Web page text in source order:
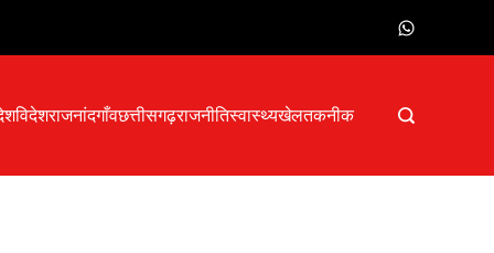
विदेशराजनांदगाँवछत्तीसगढ़राजनीतिस्वास्थ्यखेलतकनीक